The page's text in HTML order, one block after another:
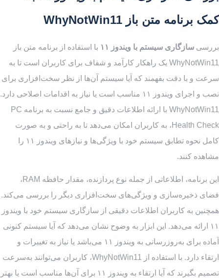
کمک برنامه متن باز WhyNotWin11
بررسی سازگاری سیستم با ویندوز ۱۱
با استفاده از برنامه متن باز
WhyNotWin11 یک راهکار کارآمد و شفاف برای کاربران است تا به
سرعت و با دقت بفهمند که آیا سیستم آن‌ها از نظر سخت‌افزاری برای
نصب و اجرای ویندوز ۱۱ مناسب است یا نیاز به اقدامات اصلاحی دارد.
WhyNotWin11 با ارائه اطلاعات دقیق و جامع نسبت به برنامه PC
Health Check، به کاربران امکان می‌دهد تا به راحتی و به صورت
کامل نحوه تطابق سیستم خود با ویژگی‌ها و نیازهای ویندوز ۱۱ را
مشاهده کنند.
این برنامه، اطلاعاتی از جمله نوع پردازنده، مقدار حافظه RAM،
فضای ذخیره‌سازی و ویژگی‌های سخت‌افزاری دیگر را بررسی می‌کند.
همچنین به کاربران اطلاعات دقیقی از سازگاری سیستم خود با ویندوز
۱۱ ارائه می‌دهد. این ابزار به وضوح نشان می‌دهد که آیا سیستم کنونی
آماده برای به‌روزرسانی به ویندوز ۱۱ می‌باشد یا نیاز به تغییرات و
ارتقاء دارد. با استفاده از WhyNotWin11، کاربران می‌توانند به‌سرعت
تصمیم بگیرند که آیا ارتقاء به ویندوز ۱۱ برای آن‌ها مناسب است یا بهتر